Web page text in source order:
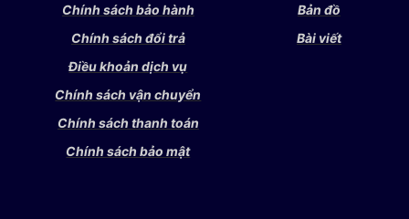
Chính sách bảo hành
Chính sách đổi trả
Điều khoản dịch vụ
Chính sách vận chuyển
Chính sách thanh toán
Chính sách bảo mật
Bản đồ
Bài viết